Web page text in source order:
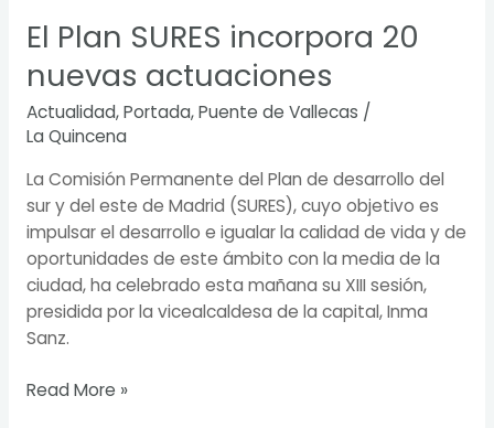
El Plan SURES incorpora 20
nuevas actuaciones
Actualidad,Portada,Puente de Vallecas /
La Quincena
La Comisión Permanente del Plan de desarrollo del
sur y del este de Madrid (SURES), cuyo objetivo es
impulsar el desarrollo e igualar la calidad de vida y de
oportunidades de este ámbito con la media de la
ciudad, ha celebrado esta mañana su XIII sesión,
presidida por la vicealcaldesa de la capital, Inma
Sanz.
Read More »